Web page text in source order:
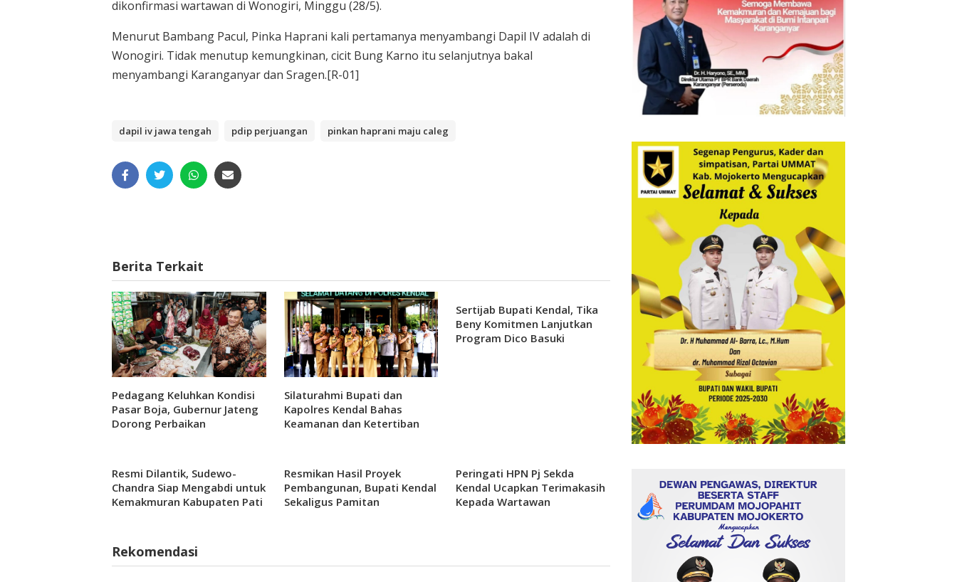
dikonfirmasi wartawan di Wonogiri, Minggu (28/5).
Menurut Bambang Pacul, Pinka Haprani kali pertamanya menyambangi Dapil IV adalah di
Wonogiri. Tidak menutup kemungkinan, cicit Bung Karno itu selanjutnya bakal
menyambangi Karanganyar dan Sragen.[R-01]
dapil iv jawa tengah pdip perjuangan pinkan haprani maju caleg
Berita Terkait
Pedagang Keluhkan Kondisi
Pasar Boja, Gubernur Jateng
Dorong Perbaikan
Silaturahmi Bupati dan
Kapolres Kendal Bahas
Keamanan dan Ketertiban
Sertijab Bupati Kendal, Tika
Beny Komitmen Lanjutkan
Program Dico Basuki
Resmi Dilantik, Sudewo-
Chandra Siap Mengabdi untuk
Kemakmuran Kabupaten Pati
Resmikan Hasil Proyek
Pembangunan, Bupati Kendal
Sekaligus Pamitan
Peringati HPN Pj Sekda
Kendal Ucapkan Terimakasih
Kepada Wartawan
Rekomendasi